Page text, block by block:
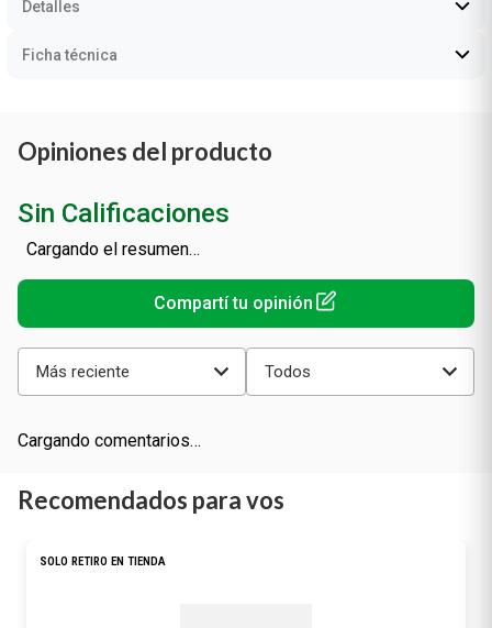
Detalles
Ficha técnica
Opiniones del producto
Sin Calificaciones
Cargando el resumen…
Más reciente Todos
Cargando comentarios…
Recomendados para vos
SOLO RETIRO EN TIENDA